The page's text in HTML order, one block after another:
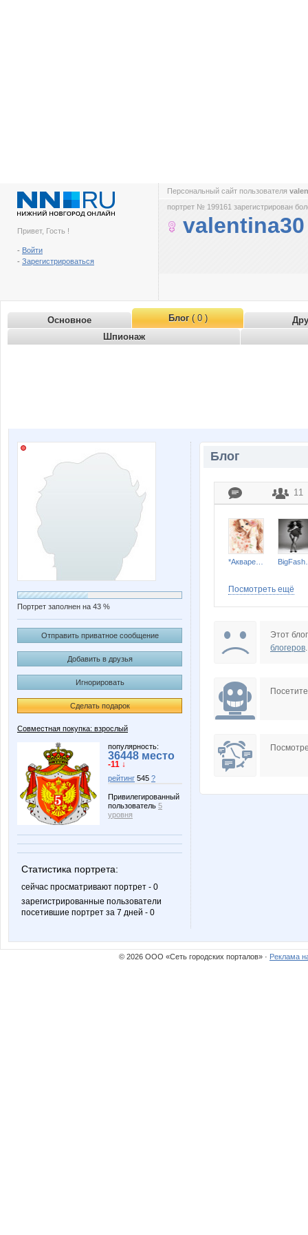
Привет, Гость !
- Войти
- Зарегистрироваться
Персональный сайт пользователя
портрет № 199161 зарегистрирован
valentina30
Основное Блог( 0 )
Шпионаж
Портрет заполнен на 43 %
Отправить приватное сообщение
Добавить в друзья
Игнорировать
Сделать подарок
Совместная покупка: взрослый
популярность:
36448 место
-11 ↓
рейтинг 545 ?
Привилегированный
пользователь 5
уровня
Статистика портрета:
сейчас просматривают портрет - 0
зарегистрированные пользователи
посетившие портрет за 7 дней - 0
Блог
11
Посмотреть ещё
Этот
блогеров.
© 2026 ООО «Сеть городских порталов» · Реклама